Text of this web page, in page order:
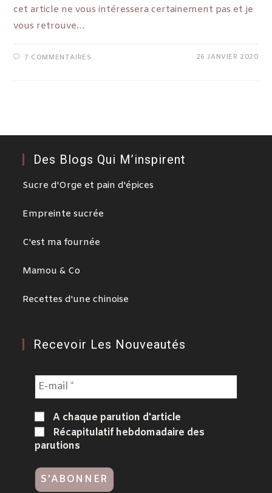
cet article ne vous intéressera certainement pas et je
vous retrouve…
7 COMMENTAIRES 26 JANVIER 2020
Des Blogs Qui M’inspirent
Sucre d'Orge et pain d'épices
Empreinte sucrée
C'est ma fournée
Mamou & Co
Recettes d'une chinoise
Recevoir Les Nouveautés
A chaque parution d'article
Récapitulatif hebdomadaire des
parutions